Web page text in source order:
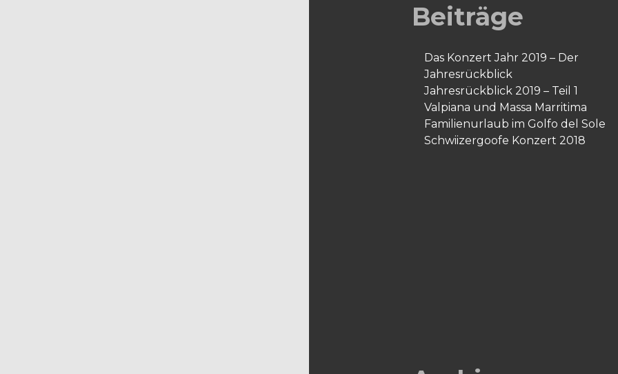
Beiträge
Das Konzert Jahr 2019 – Der
Jahresrückblick
Jahresrückblick 2019 – Teil 1
Valpiana und Massa Marritima
Familienurlaub im Golfo del Sole
Schwiizergoofe Konzert 2018